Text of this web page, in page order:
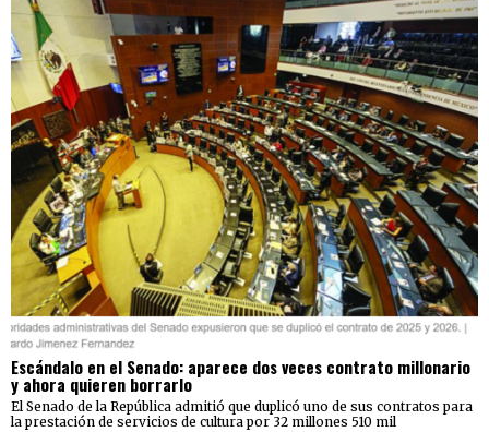
Escándalo en el Senado: aparece dos veces contrato millonario
y ahora quieren borrarlo
El Senado de la República admitió que duplicó uno de sus contratos para
la prestación de servicios de cultura por 32 millones 510 mil